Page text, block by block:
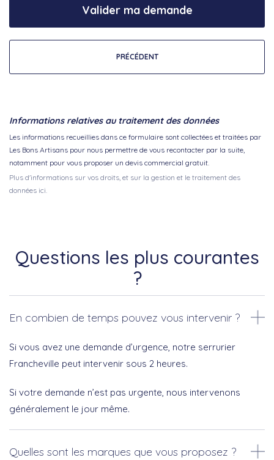
PRÉCÉDENT
Valider ma demande
Informations relatives au traitement des données
Les informations recueillies dans ce formulaire sont collectées et traitées par
Les Bons Artisans pour nous permettre de vous recontacter par la suite,
notamment pour vous proposer un devis commercial gratuit.
Plus d'informations sur vos droits, et sur la gestion et le traitement des
données ici.
Questions les plus courantes
?
En combien de temps pouvez vous intervenir ?
Si vous avez une demande d’urgence, notre serrurier
Francheville peut intervenir sous 2 heures.
Si votre demande n’est pas urgente, nous intervenons
généralement le jour même.
Quelles sont les marques que vous proposez ?